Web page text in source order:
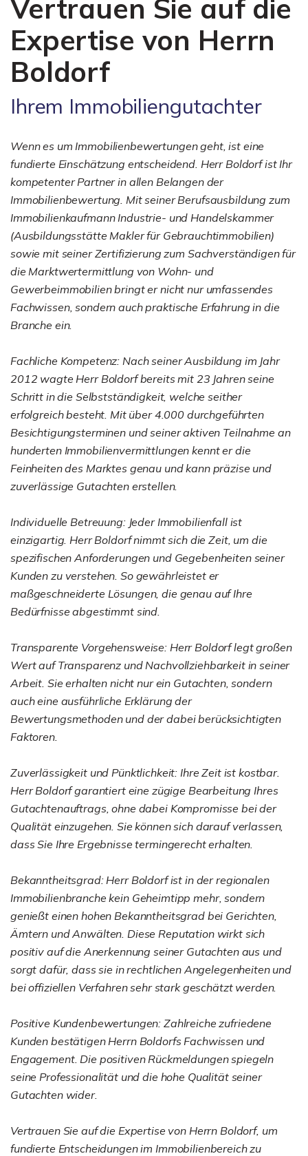
Vertrauen Sie auf die
Expertise von Herrn
Boldorf
Ihrem Immobiliengutachter
Wenn es um Immobilienbewertungen geht, ist eine
fundierte Einschätzung entscheidend. Herr Boldorf ist Ihr
kompetenter Partner in allen Belangen der
Immobilienbewertung. Mit seiner Berufsausbildung zum
Immobilienkaufmann Industrie- und Handelskammer
(Ausbildungsstätte Makler für Gebrauchtimmobilien)
sowie mit seiner Zertifizierung zum Sachverständigen für
die Marktwertermittlung von Wohn- und
Gewerbeimmobilien bringt er nicht nur umfassendes
Fachwissen, sondern auch praktische Erfahrung in die
Branche ein.
Fachliche Kompetenz: Nach seiner Ausbildung im Jahr
2012 wagte Herr Boldorf bereits mit 23 Jahren seine
Schritt in die Selbstständigkeit, welche seither
erfolgreich besteht. Mit über 4.000 durchgeführten
Besichtigungsterminen und seiner aktiven Teilnahme an
hunderten Immobilienvermittlungen kennt er die
Feinheiten des Marktes genau und kann präzise und
zuverlässige Gutachten erstellen.
Individuelle Betreuung: Jeder Immobilienfall ist
einzigartig. Herr Boldorf nimmt sich die Zeit, um die
spezifischen Anforderungen und Gegebenheiten seiner
Kunden zu verstehen. So gewährleistet er
maßgeschneiderte Lösungen, die genau auf Ihre
Bedürfnisse abgestimmt sind.
Transparente Vorgehensweise: Herr Boldorf legt großen
Wert auf Transparenz und Nachvollziehbarkeit in seiner
Arbeit. Sie erhalten nicht nur ein Gutachten, sondern
auch eine ausführliche Erklärung der
Bewertungsmethoden und der dabei berücksichtigten
Faktoren.
Zuverlässigkeit und Pünktlichkeit: Ihre Zeit ist kostbar.
Herr Boldorf garantiert eine zügige Bearbeitung Ihres
Gutachtenauftrags, ohne dabei Kompromisse bei der
Qualität einzugehen. Sie können sich darauf verlassen,
dass Sie Ihre Ergebnisse termingerecht erhalten.
Bekanntheitsgrad: Herr Boldorf ist in der regionalen
Immobilienbranche kein Geheimtipp mehr, sondern
genießt einen hohen Bekanntheitsgrad bei Gerichten,
Ämtern und Anwälten. Diese Reputation wirkt sich
positiv auf die Anerkennung seiner Gutachten aus und
sorgt dafür, dass sie in rechtlichen Angelegenheiten und
bei offiziellen Verfahren sehr stark geschätzt werden.
Positive Kundenbewertungen: Zahlreiche zufriedene
Kunden bestätigen Herrn Boldorfs Fachwissen und
Engagement. Die positiven Rückmeldungen spiegeln
seine Professionalität und die hohe Qualität seiner
Gutachten wider.
Vertrauen Sie auf die Expertise von Herrn Boldorf, um
fundierte Entscheidungen im Immobilienbereich zu